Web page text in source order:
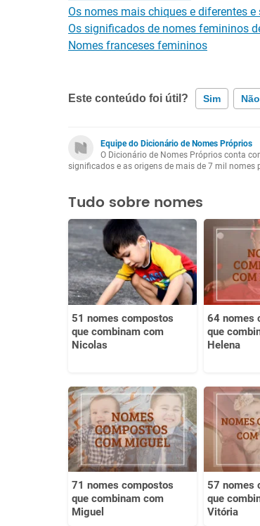
Os nomes mais chiques e diferentes
Os significados de nomes femininos
Nomes franceses femininos
Este conteúdo foi útil? Sim Não
Este conteúdo contém informação
Este conteúdo não tem a informação
Outro
Equipe do Dicionário de Nomes Próprios
O Dicionário de Nomes Próprios conta
significados e as origens de mais de 7 mil
Tudo sobre nomes
51 nomes compostos
que combinam com
Nicolas
64 nomes
que
Helena
71 nomes compostos
que combinam com
Miguel
57 nomes
que
Vitória